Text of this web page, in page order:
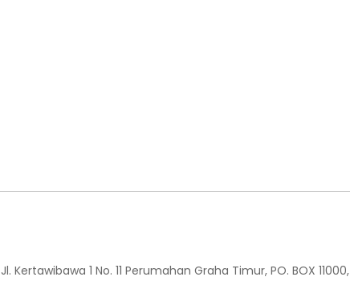
Jl. Kertawibawa 1 No. 11 Perumahan Graha Timur, PO. BOX 11000,